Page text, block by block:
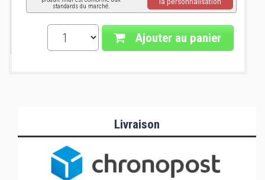
standards du marché.
Ajouter au panier
Livraison